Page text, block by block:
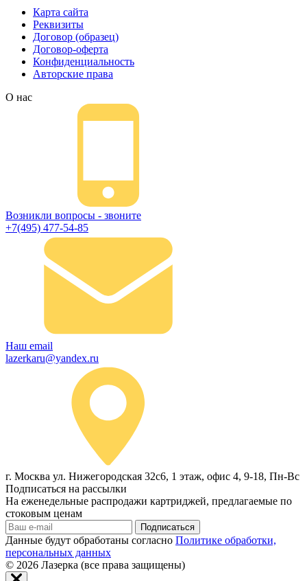
Карта сайта
Реквизиты
Договор (образец)
Договор-оферта
Конфиденциальность
Авторские права
О нас
Возникли вопросы - звоните
+7(495) 477-54-85
Наш email
lazerkaru@yandex.ru
г. Москва ул. Нижегородская 32с6, 1 этаж, офис 4, 9-18, Пн-Вс
Подписаться на рассылки
На еженедельные распродажи картриджей, предлагаемые по
стоковым ценам
Подписаться
Данные будут обработаны согласно Политике обработки,
персональных данных
© 2026 Лазерка (все права защищены)